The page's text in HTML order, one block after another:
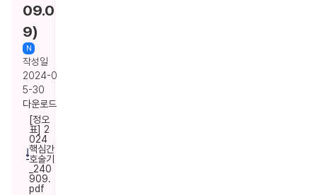
09.0
9)
작성일
2024-0
5-30
다운로드
[정오
표] 2
024
핵심간
호술기
_240
909.
pdf